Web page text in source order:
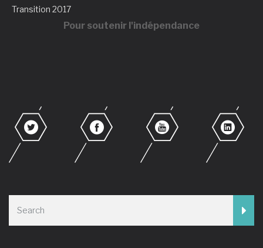
Transition 2017
Pour soutenir l'indépendance